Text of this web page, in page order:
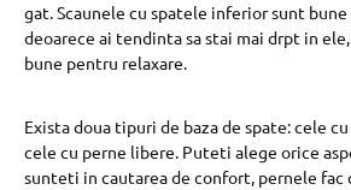
gat. Scaunele cu spatele inferior sunt
deoarece ai tendinta sa stai mai drpt in
bune pentru relaxare.
Exista doua tipuri de baza de spate: cele
cele cu perne libere. Puteti alege orice
sunteti in cautarea de confort, pernele fac